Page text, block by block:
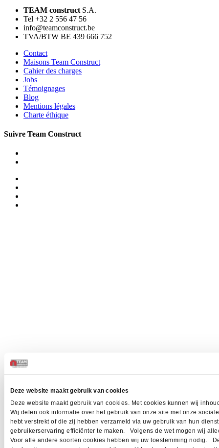
Deze website maakt gebruik van cookies
Deze website maakt gebruik van cookies. Met cookies kunnen wij
Wij delen ook informatie over het gebruik van onze site met onze
hebt verstrekt of die zij hebben verzameld via uw gebruik van hun
gebruikerservaring efficiënter te maken. Volgens de wet mogen wij
Voor alle andere soorten cookies hebben wij uw toestemming nodig.
TEAM construct S.A.
Tel +32 2 556 47 56
info@teamconstruct.be
TVA/BTW BE 439 666 752
Contact
Maisons Team Construct
Cahier des charges
Jobs
Témoignages
Blog
Mentions légales
Charte éthique
Suivre Team Construct